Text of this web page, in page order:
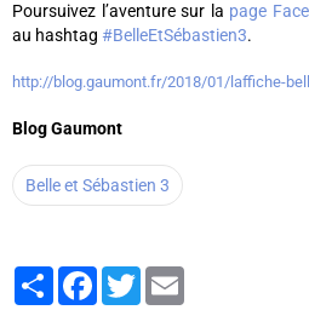
Poursuivez l’aventure sur la page
au hashtag #BelleEtSébastien3.
http://blog.gaumont.fr/2018/01/laffiche-
Blog Gaumont
Belle et Sébastien 3
PartagerFacebook
Twitter